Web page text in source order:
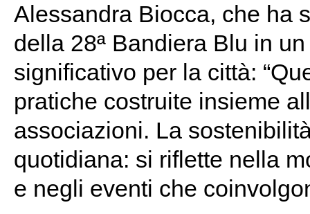
Alessandra Biocca, che ha
della 28ª Bandiera Blu in
significativo per la città:
pratiche costruite insieme
associazioni. La
quotidiana: si riflette nella
e negli eventi che